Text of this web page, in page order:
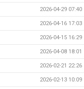
2026-04-29 07:40
2026-04-16 17:03
2026-04-15 16:29
2026-04-08 18:01
2026-02-21 22:26
2026-02-13 10:09